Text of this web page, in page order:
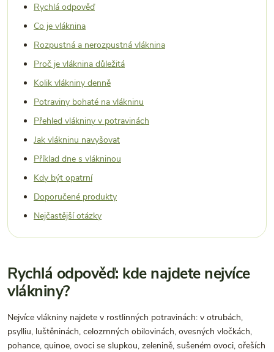
Rychlá odpověď
Co je vláknina
Rozpustná a nerozpustná vláknina
Proč je vláknina důležitá
Kolik vlákniny denně
Potraviny bohaté na vlákninu
Přehled vlákniny v potravinách
Jak vlákninu navyšovat
Příklad dne s vlákninou
Kdy být opatrní
Doporučené produkty
Nejčastější otázky
Rychlá odpověď: kde najdete nejvíce
vlákniny?
Nejvíce vlákniny najdete v rostlinných potravinách: v otrubách,
psylliu, luštěninách, celozrnných obilovinách, ovesných vločkách,
pohance, quinoe, ovoci se slupkou, zelenině, sušeném ovoci, ořeších